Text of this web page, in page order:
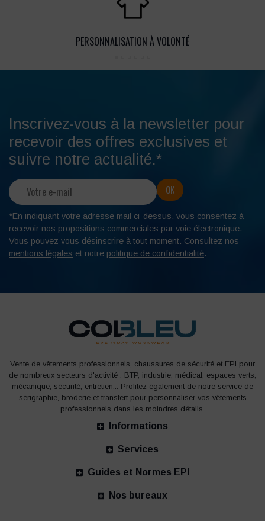
PERSONNALISATION À VOLONTÉ
Inscrivez-vous à la newsletter pour
recevoir des offres exclusives et
suivre notre actualité.*
*En indiquant votre adresse mail ci-dessus, vous consentez à
recevoir nos propositions commerciales par voie électronique.
Vous pouvez vous désinscrire à tout moment. Consultez nos
mentions légales et notre politique de confidentialité.
Vente de vêtements professionnels, chaussures de sécurité et EPI pour
de nombreux secteurs d'activité : BTP, industrie, médical, espaces verts,
mécanique, sécurité, entretien... Profitez également de notre service de
sérigraphie, broderie et transfert pour personnaliser vos vêtements
professionnels dans les moindres détails.
Informations
Services
Guides et Normes EPI
Nos bureaux